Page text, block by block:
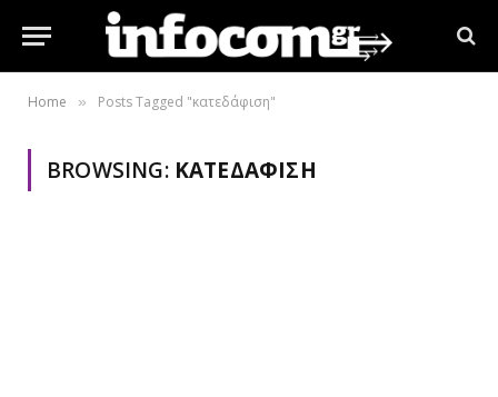
Home » Posts Tagged "κατεδάφιση"
BROWSING: ΚΑΤΕΔΆΦΙΣΗ